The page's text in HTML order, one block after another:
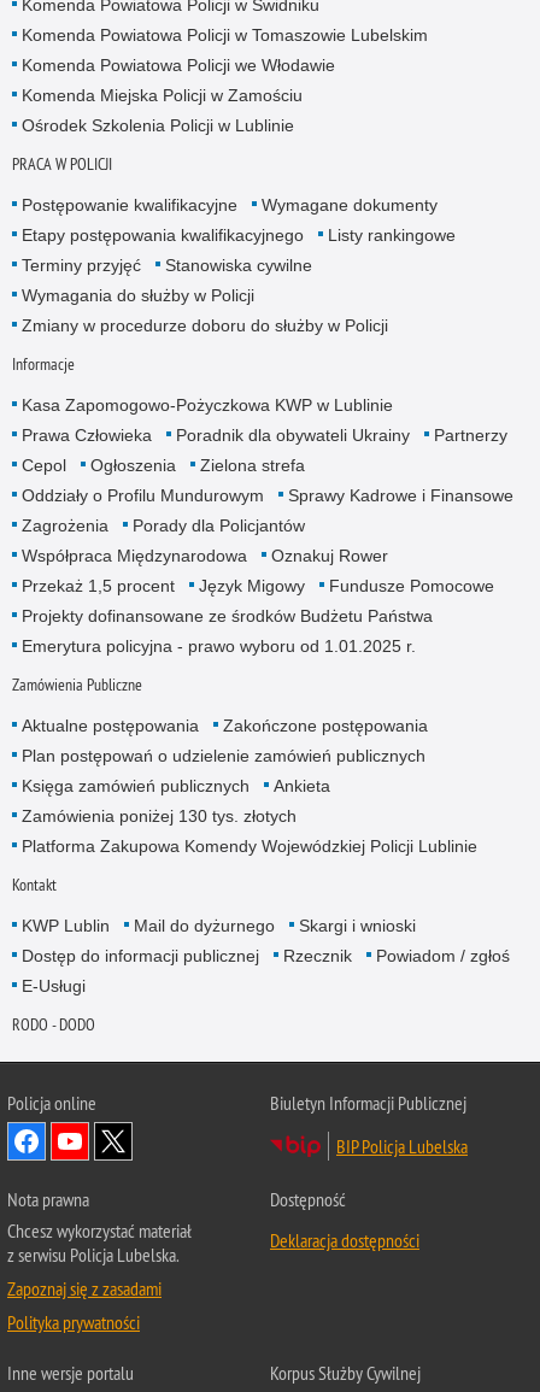
Komenda Powiatowa Policji w Świdniku
Komenda Powiatowa Policji w Tomaszowie Lubelskim
Komenda Powiatowa Policji we Włodawie
Komenda Miejska Policji w Zamościu
Ośrodek Szkolenia Policji w Lublinie
PRACA W POLICJI
Postępowanie kwalifikacyjne
Wymagane dokumenty
Etapy postępowania kwalifikacyjnego
Listy rankingowe
Terminy przyjęć
Stanowiska cywilne
Wymagania do służby w Policji
Zmiany w procedurze doboru do służby w Policji
Informacje
Kasa Zapomogowo-Pożyczkowa KWP w Lublinie
Prawa Człowieka
Poradnik dla obywateli Ukrainy
Partnerzy
Cepol
Ogłoszenia
Zielona strefa
Oddziały o Profilu Mundurowym
Sprawy Kadrowe i Finansowe
Zagrożenia
Porady dla Policjantów
Współpraca Międzynarodowa
Oznakuj Rower
Przekaż 1,5 procent
Język Migowy
Fundusze Pomocowe
Projekty dofinansowane ze środków Budżetu Państwa
Emerytura policyjna - prawo wyboru od 1.01.2025 r.
Zamówienia Publiczne
Aktualne postępowania
Zakończone postępowania
Plan postępowań o udzielenie zamówień publicznych
Księga zamówień publicznych
Ankieta
Zamówienia poniżej 130 tys. złotych
Platforma Zakupowa Komendy Wojewódzkiej Policji Lublinie
Kontakt
KWP Lublin Mail do dyżurnego
Skargi i wnioski
Dostęp do informacji publicznej
Rzecznik
Powiadom / zgłoś
E-Usługi
RODO - DODO
Policja online
Biuletyn Informacji Publicznej
BIP Policja Lubelska
Nota prawna
Chcesz wykorzystać materiał
z serwisu Policja Lubelska.
Zapoznaj się z zasadami
Polityka prywatności
Dostępność
Deklaracja dostępności
Inne wersje portalu Korpus Służby Cywilnej